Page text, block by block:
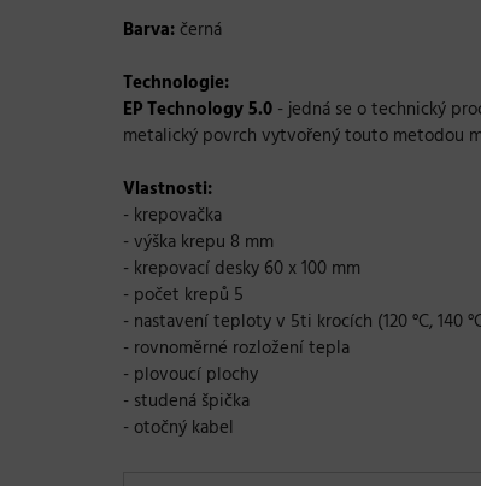
Barva: černá
Technologie:
EP Technology 5.0 - jedná se o technický
metalický povrch vytvořený touto metodou
Vlastnosti:
- krepovačka
- výška krepu 8 mm
- krepovací desky 60 x 100 mm
- počet krepů 5
- nastavení teploty v 5ti krocích (120 °C, 140
- rovnoměrné rozložení tepla
- plovoucí plochy
- studená špička
- otočný kabel